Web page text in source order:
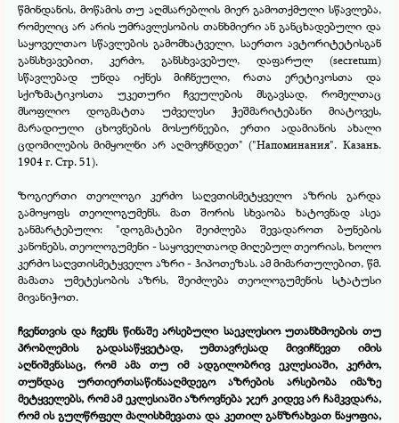
წმინდანის, მოწამის თუ აღმსარებლის მიერ გამოთქმული სწავლება,
რომელიც არ არის უმრავლესობის თანხმიერი ან განცხადებული და
საყოველთაო სწავლების გამომხატველი, საერთო ავტორიტეტისგან
განსხვავებით, კერძო, განსხვავებულ, დაფარულ (secretum)
სწავლებად უნდა იქნეს მიჩნეული, რათა ერეტიკოსთა და
სქიზმატიკოსთა უკეთური ჩვეულების მსგავსად, რომელთაც
მსოფლიო დოგმატთა უძველესი ჭეშმარიტებანი მიატოვეს,
მარადიული ცხოვნების მოსურნეები, ერთი ადამიანის ახალი
ცდომილების მიმყოლნი არ აღმოვჩნდეთ" ("Напоминания". Казань.
1904 г. Стр. 51).
ზოგიერთი თეოლოგი კერძო საღვთისმეტყველო აზრის გარდა
გამოყოფს თეოლოგუმენს. მათ შორის სხვაობა ხატოვნად ასეა
განმარტებული: "დოგმატები შეიძლება შევადაროთ ბუნების
კანონებს, თეოლოგუმენი -საყოველთაოდ მიღებულ თეორიას, ხოლო
კერძო საღვთისმეტყველო აზრი - ჰიპოთეზას. ამ მიმართულებით, წმ.
მამათა უმეტესობის აზრს, შეიძლება თეოლოგუმენის სტატუსი
მივანიჭოთ.
ჩვენთვის და ჩვენს წინაშე არსებული საეკლესიო უთანხმოების თუ
პრობლემის გადასაწყვეტად, უმთავრესად მივიჩნევთ იმის
აღნიშვნასაც, რომ ამა თუ იმ ადგილობრივ ეკლესიაში, კერძო,
თუნდაც ურთიერთსაწინააღმდეგო აზრების არსებობა იმაზე
მეტყველებს, რომ ამ ეკლესიაში აზროვნება ჯერ კიდევ არ ჩამკვდარა,
რომ ის გულწრფელ ძალისხმევათა და კეთილ განზრახვათ ნაყოფია,